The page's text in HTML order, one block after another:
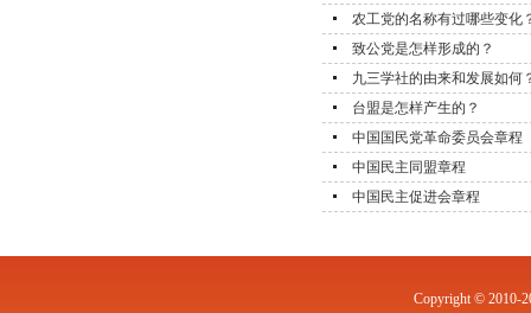
农工党的名称有过哪些变化
致公党是怎样形成的？
九三学社的由来和发展如何
台盟是怎样产生的？
中国国民党革命委员会章程
中国民主同盟章程
中国民主促进会章程
Copyright © 2010-